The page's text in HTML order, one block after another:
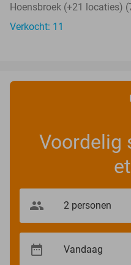
Hoensbroek (+21 locaties)
Verkocht: 11
Voordelig